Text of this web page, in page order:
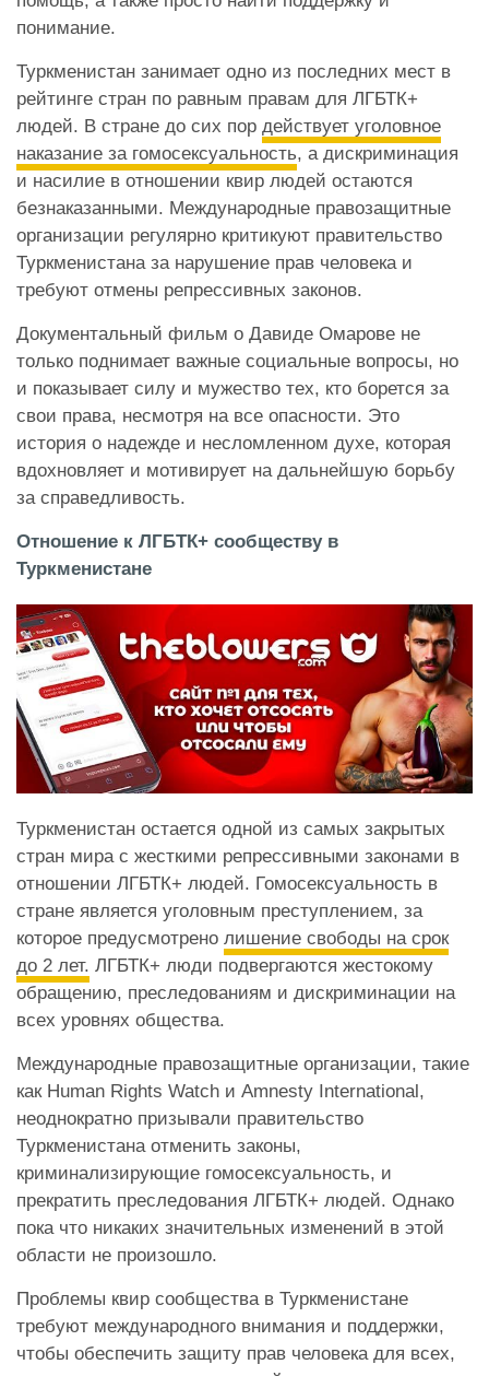
понимание.
Туркменистан занимает одно из последних мест в
рейтинге стран по равным правам для ЛГБТК+
людей. В стране до сих пор действует уголовное
наказание за гомосексуальность, а дискриминация
и насилие в отношении квир людей остаются
безнаказанными. Международные правозащитные
организации регулярно критикуют правительство
Туркменистана за нарушение прав человека и
требуют отмены репрессивных законов.
Документальный фильм о Давиде Омарове не
только поднимает важные социальные вопросы, но
и показывает силу и мужество тех, кто борется за
свои права, несмотря на все опасности. Это
история о надежде и несломленном духе, которая
вдохновляет и мотивирует на дальнейшую борьбу
за справедливость.
Отношение к ЛГБТК+ сообществу в
Туркменистане
Туркменистан остается одной из самых закрытых
стран мира с жесткими репрессивными законами в
отношении ЛГБТК+ людей. Гомосексуальность в
стране является уголовным преступлением, за
которое предусмотрено лишение свободы на срок
до 2 лет. ЛГБТК+ люди подвергаются жестокому
обращению, преследованиям и дискриминации на
всех уровнях общества.
Международные правозащитные организации, такие
как Human Rights Watch и Amnesty International,
неоднократно призывали правительство
Туркменистана отменить законы,
криминализирующие гомосексуальность, и
прекратить преследования ЛГБТК+ людей. Однако
пока что никаких значительных изменений в этой
области не произошло.
Проблемы квир сообщества в Туркменистане
требуют международного внимания и поддержки,
чтобы обеспечить защиту прав человека для всех,